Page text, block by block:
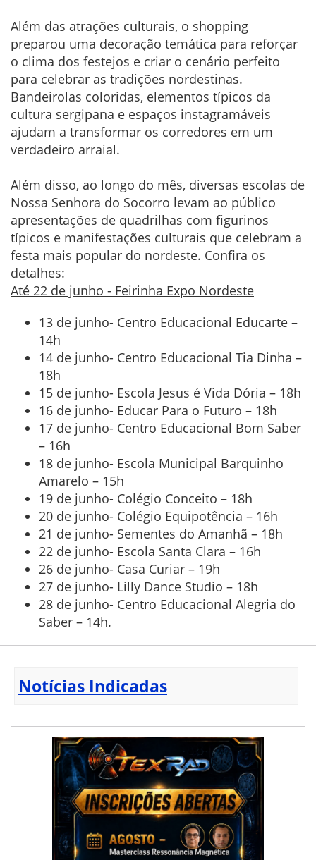
Além das atrações culturais, o shopping
preparou uma decoração temática para reforçar
o clima dos festejos e criar o cenário perfeito
para celebrar as tradições nordestinas.
Bandeirolas coloridas, elementos típicos da
cultura sergipana e espaços instagramáveis
ajudam a transformar os corredores em um
verdadeiro arraial.
Além disso, ao longo do mês, diversas escolas de
Nossa Senhora do Socorro levam ao público
apresentações de quadrilhas com figurinos
típicos e manifestações culturais que celebram a
festa mais popular do nordeste. Confira os
detalhes:
Até 22 de junho - Feirinha Expo Nordeste
13 de junho- Centro Educacional Educarte –
14h
14 de junho- Centro Educacional Tia Dinha –
18h
15 de junho- Escola Jesus é Vida Dória – 18h
16 de junho- Educar Para o Futuro – 18h
17 de junho- Centro Educacional Bom Saber
– 16h
18 de junho- Escola Municipal Barquinho
Amarelo – 15h
19 de junho- Colégio Conceito – 18h
20 de junho- Colégio Equipotência – 16h
21 de junho- Sementes do Amanhã – 18h
22 de junho- Escola Santa Clara – 16h
26 de junho- Casa Curiar – 19h
27 de junho- Lilly Dance Studio – 18h
28 de junho- Centro Educacional Alegria do
Saber – 14h.
Notícias Indicadas